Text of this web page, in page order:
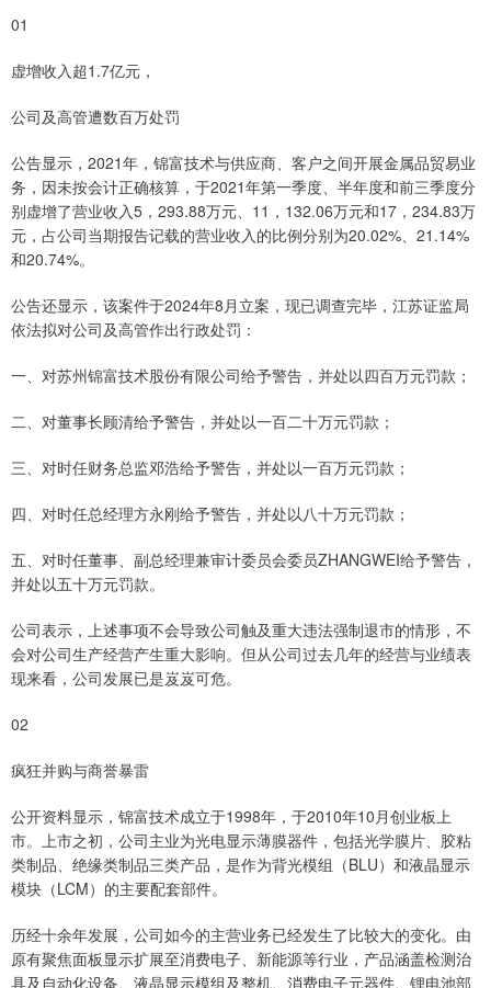
01
虚增收入超1.7亿元，
公司及高管遭数百万处罚
公告显示，2021年，锦富技术与供应商、客户之间开展金属品贸易业
务，因未按会计正确核算，于2021年第一季度、半年度和前三季度分
别虚增了营业收入5，293.88万元、11，132.06万元和17，234.83万
元，占公司当期报告记载的营业收入的比例分别为20.02%、21.14%
和20.74%。
公告还显示，该案件于2024年8月立案，现已调查完毕，江苏证监局
依法拟对公司及高管作出行政处罚：
一、对苏州锦富技术股份有限公司给予警告，并处以四百万元罚款；
二、对董事长顾清给予警告，并处以一百二十万元罚款；
三、对时任财务总监邓浩给予警告，并处以一百万元罚款；
四、对时任总经理方永刚给予警告，并处以八十万元罚款；
五、对时任董事、副总经理兼审计委员会委员ZHANGWEI给予警告，
并处以五十万元罚款。
公司表示，上述事项不会导致公司触及重大违法强制退市的情形，不
会对公司生产经营产生重大影响。但从公司过去几年的经营与业绩表
现来看，公司发展已是岌岌可危。
02
疯狂并购与商誉暴雷
公开资料显示，锦富技术成立于1998年，于2010年10月创业板上
市。上市之初，公司主业为光电显示薄膜器件，包括光学膜片、胶粘
类制品、绝缘类制品三类产品，是作为背光模组（BLU）和液晶显示
模块（LCM）的主要配套部件。
历经十余年发展，公司如今的主营业务已经发生了比较大的变化。由
原有聚焦面板显示扩展至消费电子、新能源等行业，产品涵盖检测治
具及自动化设备、液晶显示模组及整机、消费电子元器件、锂电池部